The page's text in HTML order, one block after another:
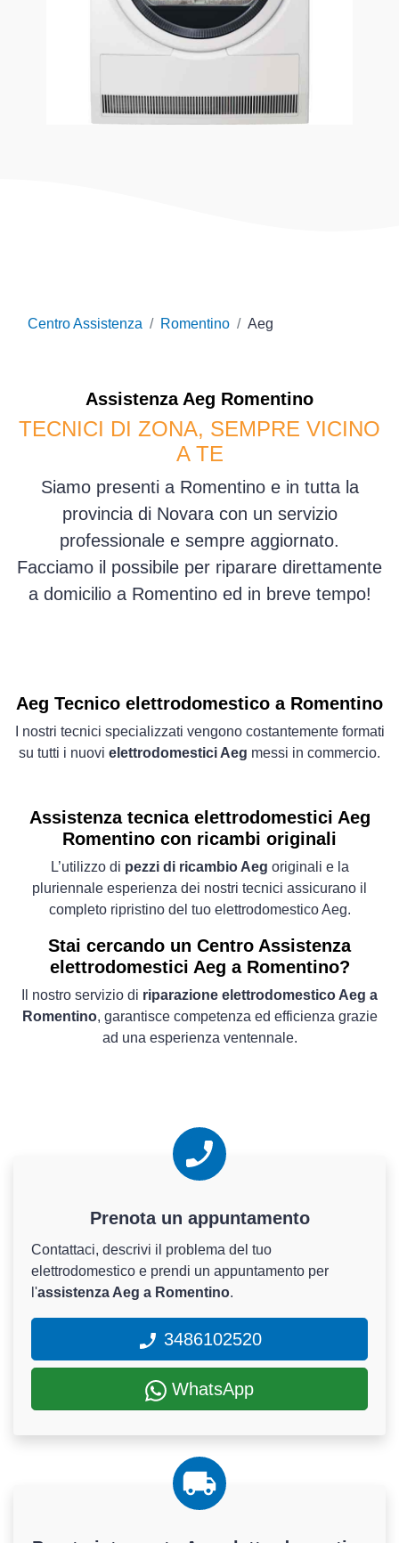
Centro Assistenza Romentino Aeg
Assistenza Aeg Romentino
TECNICI DI ZONA, SEMPRE VICINO
A TE
Siamo presenti a Romentino e in tutta la
provincia di Novara con un servizio
professionale e sempre aggiornato.
Facciamo il possibile per riparare direttamente
a domicilio a Romentino ed in breve tempo!
Aeg Tecnico elettrodomestico a Romentino
I nostri tecnici specializzati vengono costantemente formati
su tutti i nuovi elettrodomestici Aeg messi in commercio.
Assistenza tecnica elettrodomestici Aeg
Romentino con ricambi originali
L’utilizzo di pezzi di ricambio Aeg originali e la
pluriennale esperienza dei nostri tecnici assicurano il
completo ripristino del tuo elettrodomestico Aeg.
Stai cercando un Centro Assistenza
elettrodomestici Aeg a Romentino?
Il nostro servizio di riparazione elettrodomestico Aeg a
Romentino, garantisce competenza ed efficienza grazie
ad una esperienza ventennale.
Prenota un appuntamento
Contattaci, descrivi il problema del tuo
elettrodomestico e prendi un appuntamento per
l'assistenza Aeg a Romentino.
3486102520
WhatsApp